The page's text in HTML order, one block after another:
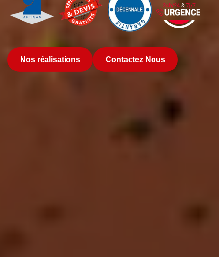
Nos réalisations Contactez Nous